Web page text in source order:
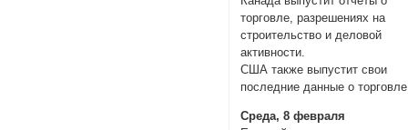
торговле, разрешениях на
строительство и деловой
активности.
США также выпустит свои
последние данные о
Среда, 8 февраля